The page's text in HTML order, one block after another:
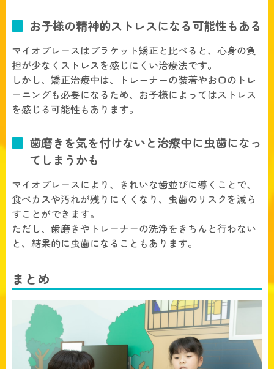
お子様の精神的ストレスになる可能性もある
マイオブレースはブラケット矯正と比べると、心身の負
担が少なくストレスを感じにくい治療法です。
しかし、矯正治療中は、トレーナーの装着やお口のトレ
ーニングも必要になるため、お子様によってはストレス
を感じる可能性もあります。
歯磨きを気を付けないと治療中に虫歯になっ
てしまうかも
マイオブレースにより、きれいな歯並びに導くことで、
食べカスや汚れが残りにくくなり、虫歯のリスクを減ら
すことができます。
ただし、歯磨きやトレーナーの洗浄をきちんと行わない
と、結果的に虫歯になることもあります。
まとめ